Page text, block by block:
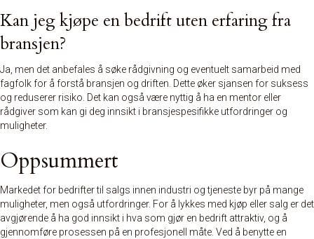
Kan jeg kjøpe en bedrift uten erfaring fra
bransjen?
Ja, men det anbefales å søke rådgivning og eventuelt samarbeid med
fagfolk for å forstå bransjen og driften. Dette øker sjansen for suksess
og reduserer risiko. Det kan også være nyttig å ha en mentor eller
rådgiver som kan gi deg innsikt i bransjespesifikke utfordringer og
muligheter.
Oppsummert
Markedet for bedrifter til salgs innen industri og tjeneste byr på mange
muligheter, men også utfordringer. For å lykkes med kjøp eller salg er det
avgjørende å ha god innsikt i hva som gjør en bedrift attraktiv, og å
gjennomføre prosessen på en profesjonell måte. Ved å benytte en